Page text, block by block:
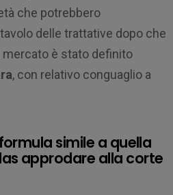
che potrebbero
delle trattative dopo che
è stato definito
, con relativo conguaglio a
simile a quella
approdare alla corte